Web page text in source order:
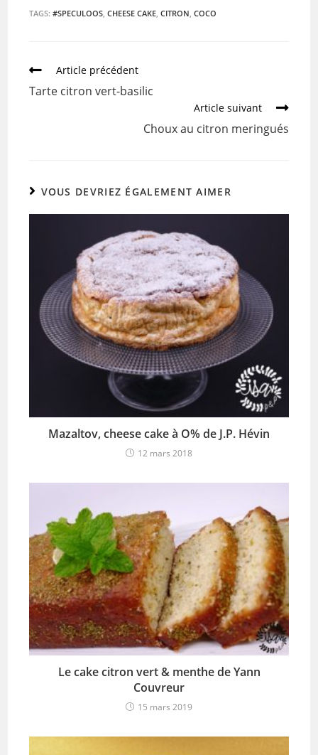
c
b
o
itt ai ta
TAGS:#SPECULOOS, CHEESE CAKE, CITRON, COCO
Article précédent
Tarte citron vert-basilic
Article suivant
Choux au citron meringués
VOUS DEVRIEZ ÉGALEMENT AIMER
Mazaltov, cheese cake à O% de J.P. Hévin
12 mars 2018
Le cake citron vert & menthe de Yann
Couvreur
15 mars 2019